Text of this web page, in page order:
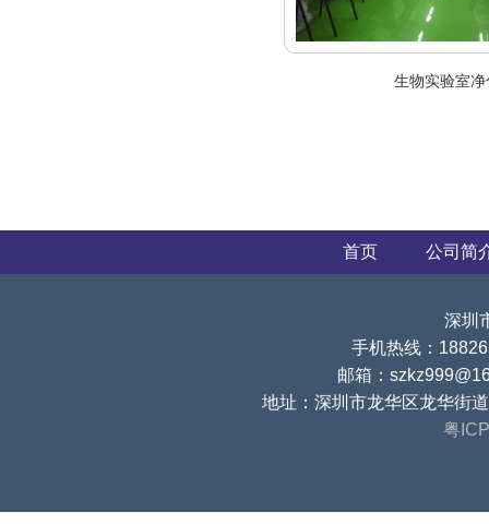
生物实验室净
首页 公司简
深圳
手机热线：
邮箱：
地址：深圳市龙华区龙华街
粤